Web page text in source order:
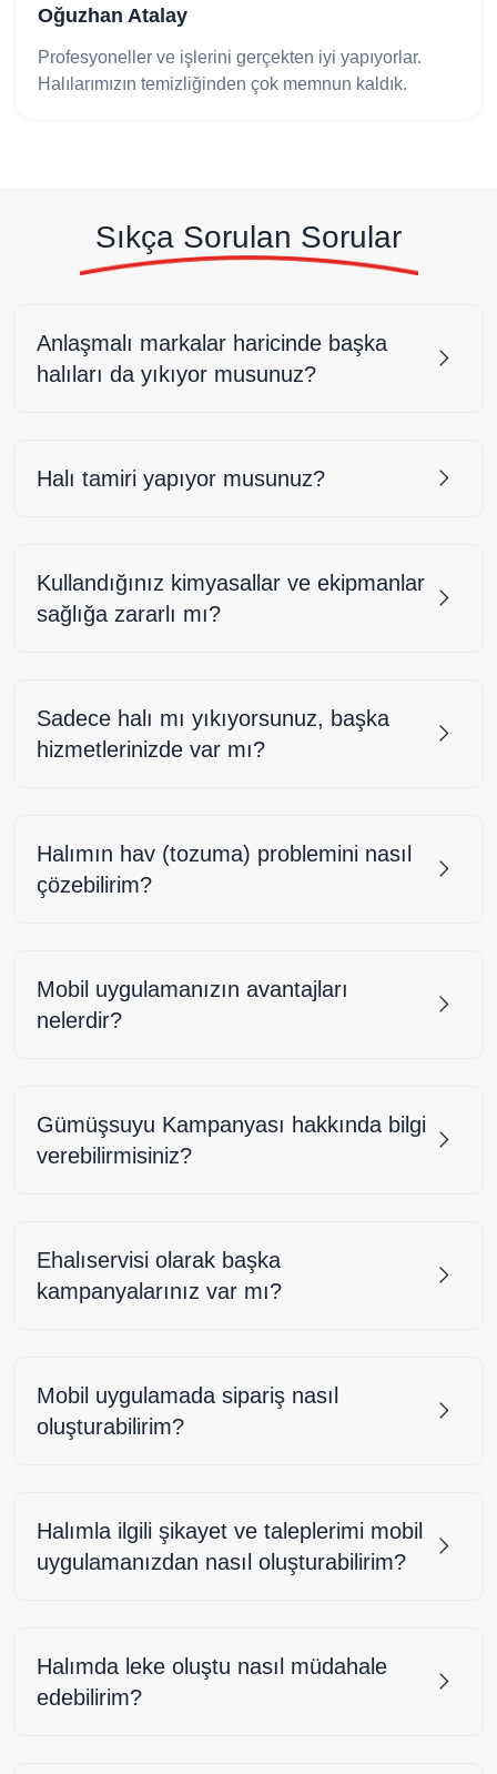
Oğuzhan Atalay
Profesyoneller ve işlerini gerçekten iyi yapıyorlar.
Halılarımızın temizliğinden çok memnun kaldık.
Sıkça Sorulan Sorular
Anlaşmalı markalar haricinde başka
halıları da yıkıyor musunuz?
Halı tamiri yapıyor musunuz?
Kullandığınız kimyasallar ve ekipmanlar
sağlığa zararlı mı?
Sadece halı mı yıkıyorsunuz, başka
hizmetlerinizde var mı?
Halımın hav (tozuma) problemini nasıl
çözebilirim?
Mobil uygulamanızın avantajları
nelerdir?
Gümüşsuyu Kampanyası hakkında bilgi
verebilirmisiniz?
Ehalıservisi olarak başka
kampanyalarınız var mı?
Mobil uygulamada sipariş nasıl
oluşturabilirim?
Halımla ilgili şikayet ve taleplerimi mobil
uygulamanızdan nasıl oluşturabilirim?
Halımda leke oluştu nasıl müdahale
edebilirim?